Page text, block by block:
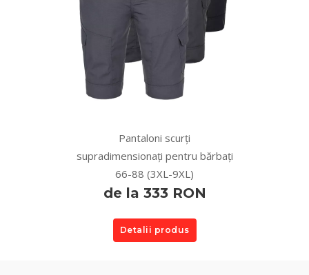
Pantaloni scurți
supradimensionați pentru bărbați
66-88 (3XL-9XL)
de la 333 RON
Detalii produs